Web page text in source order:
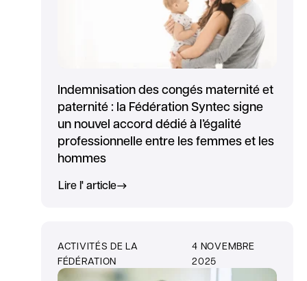
Indemnisation des congés maternité et
paternité : la Fédération Syntec signe
un nouvel accord dédié à l’égalité
professionnelle entre les femmes et les
hommes
Lire l' article
ACTIVITÉS DE LA
FÉDÉRATION
4 NOVEMBRE
2025